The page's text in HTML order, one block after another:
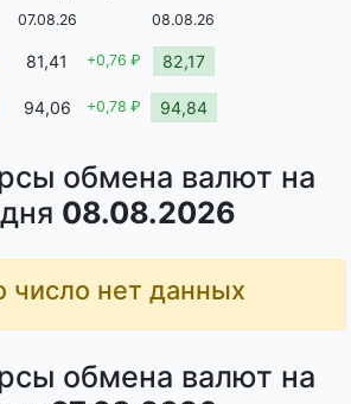
обмена валют на
08.08.2026
число нет данных
обмена валют на
07.08.26
08.08.26
81,41 +0,76 ₽ 82,17
94,06 +0,78 ₽ 94,84